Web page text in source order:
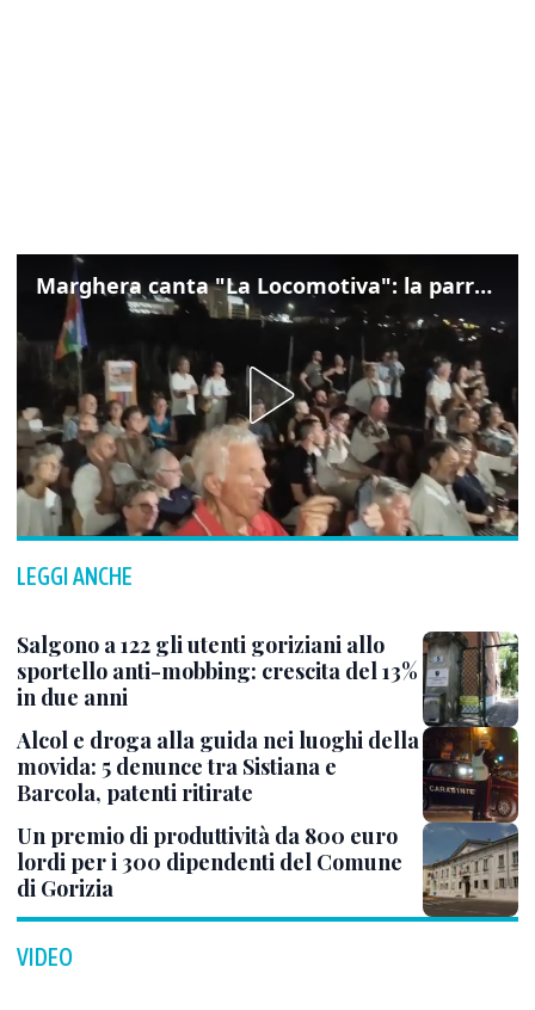
Marghera canta "La Locomotiva": la parrocchia della Cita ricorda Guccini
LEGGI ANCHE
Salgono a 122 gli utenti goriziani allo
sportello anti-mobbing: crescita del 13%
in due anni
Alcol e droga alla guida nei luoghi della
movida: 5 denunce tra Sistiana e
Barcola, patenti ritirate
Un premio di produttività da 800 euro
lordi per i 300 dipendenti del Comune
di Gorizia
VIDEO